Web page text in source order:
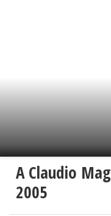
A Claudio
2005